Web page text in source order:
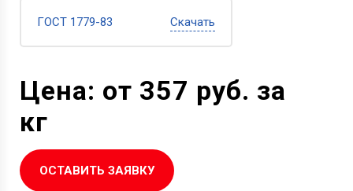
ГОСТ 1779-83 Скачать
Цена: от 357 руб. за
кг
ОСТАВИТЬ ЗАЯВКУ